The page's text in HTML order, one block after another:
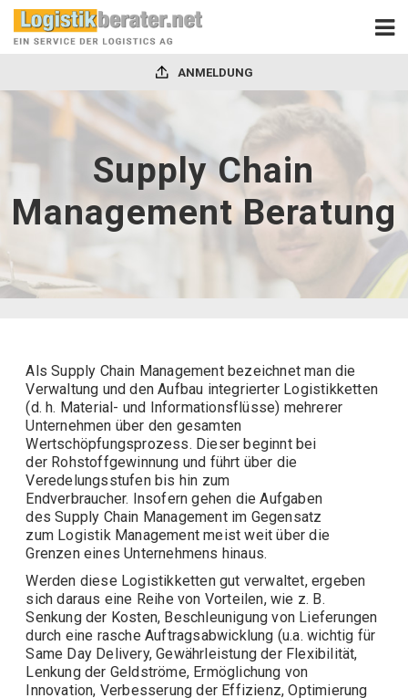
ANMELDUNG
Supply Chain
Management Beratung
Als Supply Chain Management bezeichnet man die
Verwaltung und den Aufbau integrierter Logistikketten
(d. h. Material- und Informationsflüsse) mehrerer
Unternehmen über den gesamten
Wertschöpfungsprozess. Dieser beginnt bei
der Rohstoffgewinnung und führt über die
Veredelungsstufen bis hin zum
Endverbraucher. Insofern gehen die Aufgaben
des Supply Chain Management im Gegensatz
zum LogistikManagement meist weit über die
Grenzen eines Unternehmens hinaus.
Werden diese Logistikketten gut verwaltet, ergeben
sich daraus eine Reihe von Vorteilen, wie z. B.
Senkung der Kosten, Beschleunigung von Lieferungen
durch eine rasche Auftragsabwicklung (u.a. wichtig für
Same Day Delivery, Gewährleistung der Flexibilität,
Lenkung der Geldströme, Ermöglichung von
Innovation, Verbesserung der Effizienz, Optimierung